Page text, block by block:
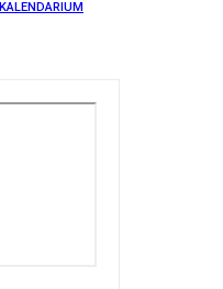
KALENDARIUM